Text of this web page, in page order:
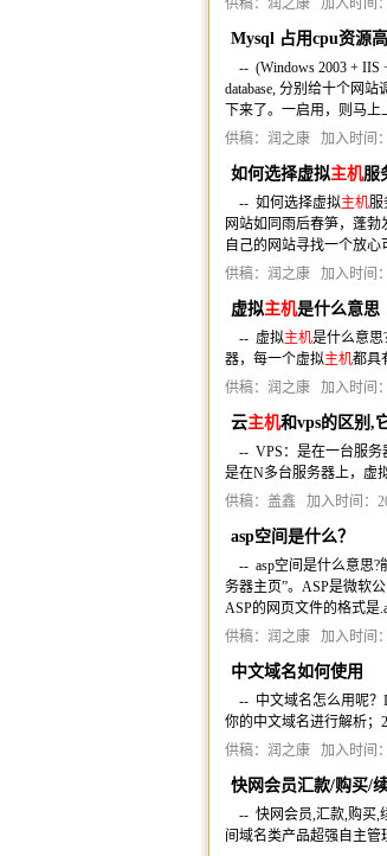
供稿：润之康 加入时间
Mysql 占用cpu资源
-- (Windows 2003 + IIS
database, 分别给十个网
下来了。一启用，则马上
供稿：润之康 加入时间
如何选择虚拟主机服
-- 如何选择虚拟主机服
网站如同雨后春笋，蓬
自己的网站寻找一个放心
供稿：润之康 加入时间
虚拟主机是什么意思
-- 虚拟主机是什么意思
器，每一个虚拟主机都具
供稿：润之康 加入时间
云主机和vps的区别,
-- VPS：是在一台服务
是在N多台服务器上，虚
供稿：盖鑫 加入时间：
asp空间是什么？
-- asp空间是什么意思?
务器主页”。ASP是微软
ASP的网页文件的格式是
供稿：润之康 加入时间
中文域名如何使用
-- 中文域名怎么用呢？
你的中文域名进行解析；
供稿：润之康 加入时间
快网会员汇款/购买/
-- 快网会员,汇款,购买,
间域名类产品超强自主管